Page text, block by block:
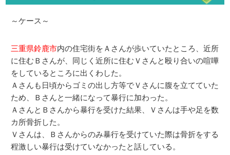
～ケース～
三重県鈴鹿市内の住宅街をＡさんが歩いていたところ、近所
に住むＢさんが、同じく近所に住むＶさんと殴り合いの喧嘩
をしているところに出くわした。
Ａさんも日頃からゴミの出し方等でＶさんに腹を立てていた
ため、Ｂさんと一緒になって暴行に加わった。
ＡさんとＢさんから暴行を受けた結果、Ｖさんは手や足を数
カ所骨折した。
Ｖさんは、Ｂさんからのみ暴行を受けていた際は骨折をする
程激しい暴行は受けていなかったと話している。